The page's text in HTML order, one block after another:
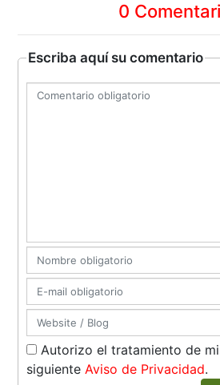
0
Escriba aquí su comentario
Autorizo el tratamiento de
siguienteAviso de Privacidad.